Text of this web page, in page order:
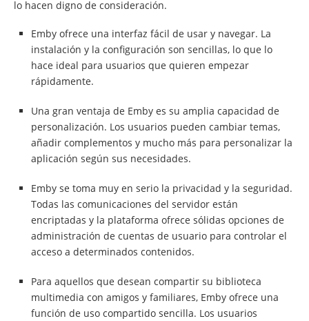
lo hacen digno de consideración.
Emby ofrece una interfaz fácil de usar y navegar. La
instalación y la configuración son sencillas, lo que lo
hace ideal para usuarios que quieren empezar
rápidamente.
Una gran ventaja de Emby es su amplia capacidad de
personalización. Los usuarios pueden cambiar temas,
añadir complementos y mucho más para personalizar la
aplicación según sus necesidades.
Emby se toma muy en serio la privacidad y la seguridad.
Todas las comunicaciones del servidor están
encriptadas y la plataforma ofrece sólidas opciones de
administración de cuentas de usuario para controlar el
acceso a determinados contenidos.
Para aquellos que desean compartir su biblioteca
multimedia con amigos y familiares, Emby ofrece una
función de uso compartido sencilla. Los usuarios